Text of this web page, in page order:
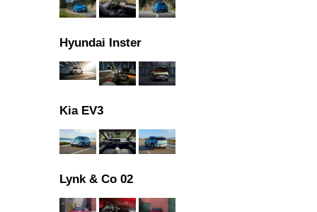
Hyundai Inster
Kia EV3
Lynk & Co 02